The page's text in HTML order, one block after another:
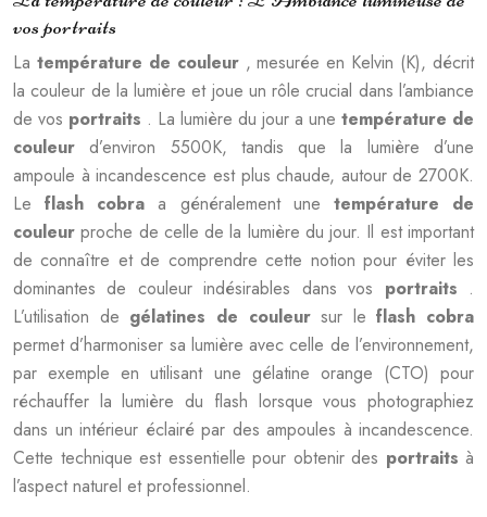
vos portraits
La température de couleur , mesurée en Kelvin (K), décrit
la couleur de la lumière et joue un rôle crucial dans l’ambiance
de vos portraits . La lumière du jour a une température de
couleurd’environ 5500K, tandis que la lumière d’une
ampoule à incandescence est plus chaude, autour de 2700K.
Leflash cobraa généralement une température de
couleurproche de celle de la lumière du jour. Il est important
de connaître et de comprendre cette notion pour éviter les
dominantes de couleur indésirables dans vos portraits .
L’utilisation de gélatines de couleursur leflash cobra
permet d’harmoniser sa lumière avec celle de l’environnement,
par exemple en utilisant une gélatine orange (CTO) pour
réchauffer la lumière du flash lorsque vous photographiez
dans un intérieur éclairé par des ampoules à incandescence.
Cette technique est essentielle pour obtenir des portraits à
l’aspect naturel et professionnel.